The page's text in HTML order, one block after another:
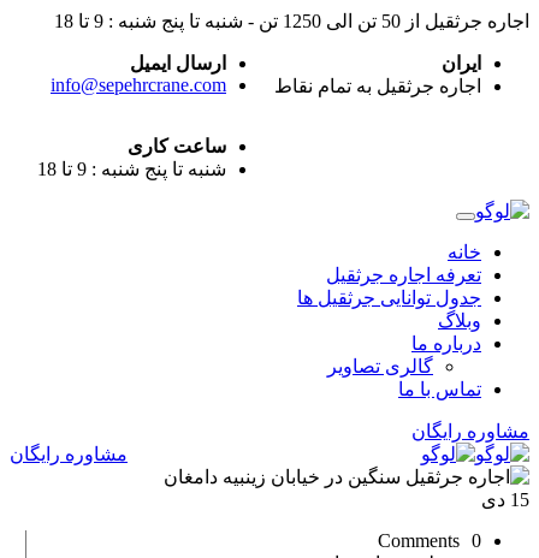
اجاره جرثقیل از 50 تن الی 1250 تن - شنبه تا پنج شنبه : 9 تا 18
ایران
اجاره جرثقیل به تمام نقاط
ارسال ایمیل
info@sepehrcrane.com
ساعت کاری
شنبه تا پنج شنبه : 9 تا 18
خانه
تعرفه اجاره جرثقیل
جدول توانایی جرثقیل ها
وبلاگ
درباره ما
گالری تصاویر
تماس با ما
مشاوره رایگان
مشاوره رایگان
15 دی
0 Comments